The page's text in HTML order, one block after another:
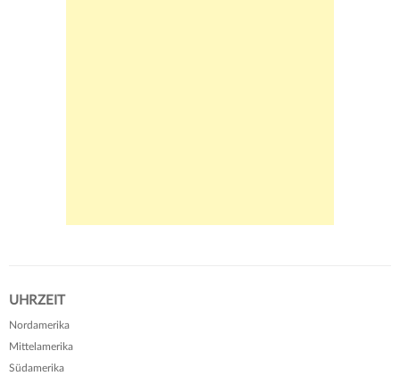
UHRZEIT
Nordamerika
Mittelamerika
Südamerika